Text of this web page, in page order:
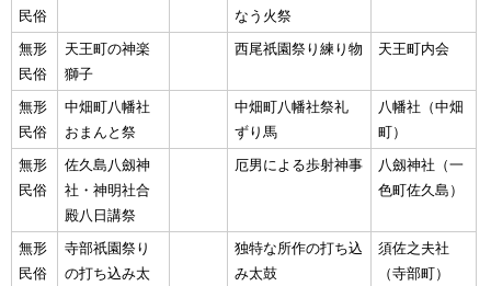
民俗
なう火祭
無形
民俗
天王町の神楽
獅子
西尾祇園祭り練り物 天王町内会
無形
民俗
中畑町八幡社
おまんと祭
中畑町八幡社祭礼
ずり馬
八幡社（中畑
町）
無形
民俗
佐久島八劔神
社・神明社合
殿八日講祭
厄男による歩射神事
八劔神社（一
色町佐久島）
無形
民俗
寺部祇園祭り
の打ち込み太
独特な所作の打ち込
み太鼓
須佐之夫社
（寺部町）